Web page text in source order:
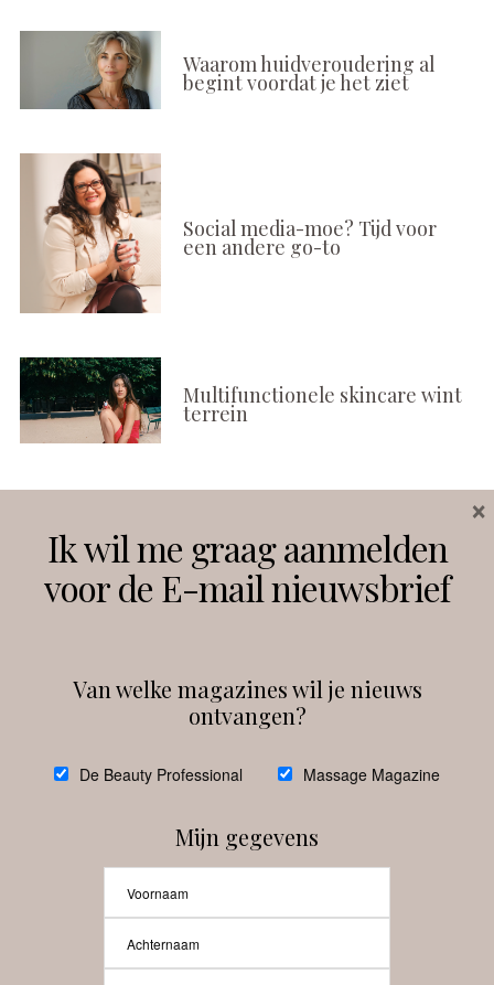
Waarom huidveroudering al
begint voordat je het ziet
Social media-moe? Tijd voor
een andere go-to
Multifunctionele skincare wint
terrein
Instagram Facebook
debeautyprofessional
Ik wil me graag aanmelden
voor de E-mail nieuwsbrief
Van welke magazines wil je nieuws
ontvangen?
De Beauty Professional Massage Magazine
Mijn gegevens
×